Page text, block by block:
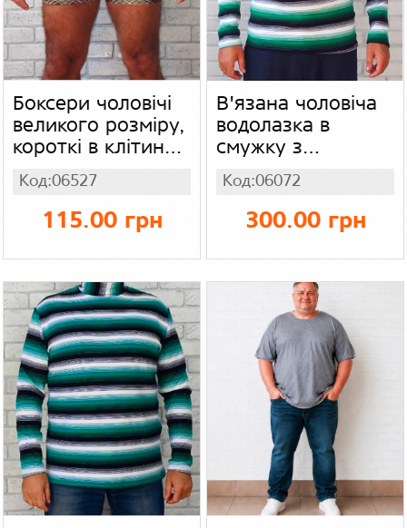
Боксери чоловічі
великого розміру,
короткі в клітину
кавові, бамбук
Код:06527
115.00 грн
В'язана чоловіча
водолазка в
смужку з
горловиною
стійка (батал),
в'язка акрил
Код:06072
300.00 грн